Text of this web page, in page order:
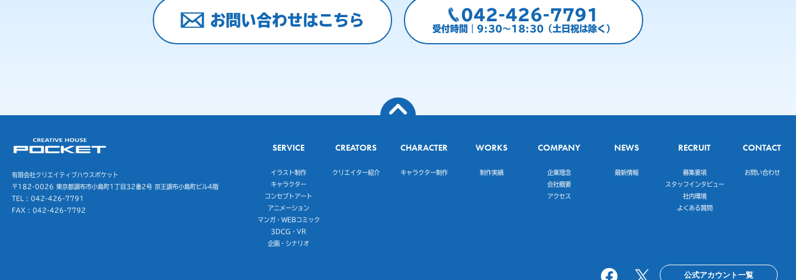
お問い合わせはこちら 042-426-7791
受付時間｜9:30～18:30（土日祝は除く）
有限会社クリエイティブハウスポケット
〒182-0026 東京都調布市小島町1丁目32番2号京王調布小島町ビル4階
TEL : 042-426-7791
FAX : 042-426-7792
SERVICE
イラスト制作
キャラクター
コンセプトアート
アニメーション
マンガ・WEBコミック
3DCG・VR
企画・シナリオ
CREATORS
クリエイター紹介
CHARACTER
キャラクター制作
WORKS
制作実績
COMPANY
企業理念
会社概要
アクセス
NEWS
最新情報
RECRUIT
募集要項
スタッフインタビュー
社内環境
よくある質問
CONTACT
お問い合わせ
公式アカウント一覧